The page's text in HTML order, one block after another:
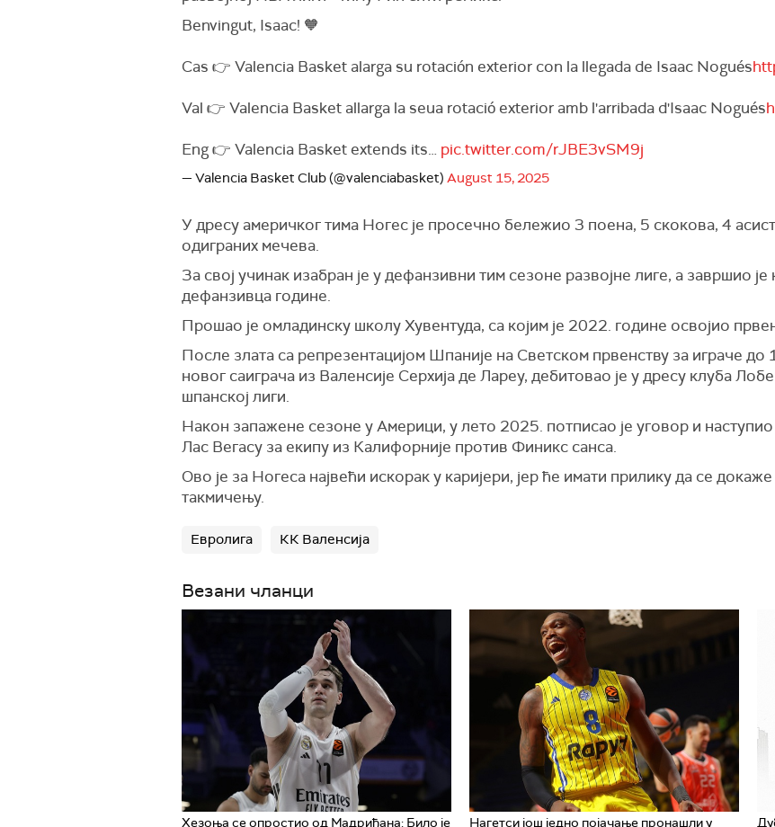
Benvingut, Isaac! 🧡
Cas 👉 Valencia Basket alarga su rotación exterior con la llegada de Isaac Nogués
Val 👉 Valencia Basket allarga la seua rotació exterior amb l'arribada d'Isaac Nogués
Eng 👉 Valencia Basket extends its… pic.twitter.com/rJBE3vSM9j
— Valencia Basket Club (@valenciabasket) August 15, 2025
У дресу америчког тима Ногес је просечно бележио 3 поена, 5 скокова, 4
одиграних мечева.
За свој учинак изабран је у дефанзивни тим сезоне развојне лиге, а завршио
дефанзивца године.
Прошао је омладинску школу Хувентуда, са којим је 2022. године освојио
После злата са репрезентацијом Шпаније на Светском првенству за играче до
новог саиграча из Валенсије Серхија де Лареу, дебитовао је у дресу клуба Лобе
шпанској лиги.
Након запажене сезоне у Америци, у лето 2025. потписао је уговор и наступио
Лас Вегасу за екипу из Калифорније против Финикс санса.
Ово је за Ногеса највећи искорак у каријери, јер ће имати прилику да се
такмичењу.
Евролига КК Валенсија
Везани чланци
Хезоња се опростио од Мадриђана: Било је Нагетси још једно појачање пронашли у